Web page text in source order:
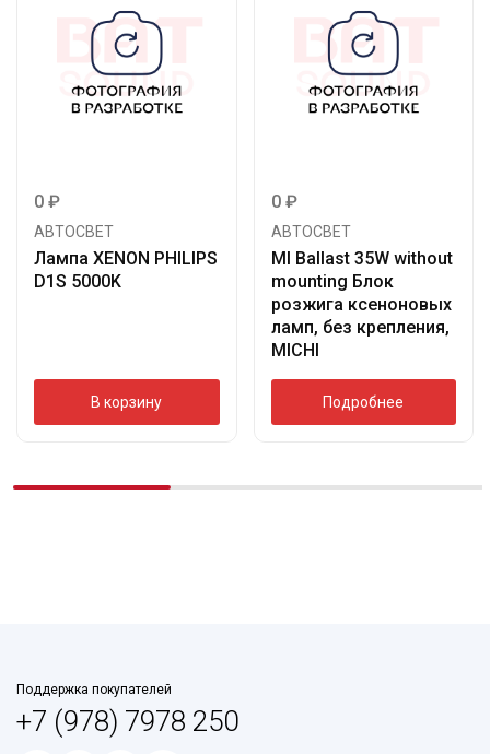
0 ₽
АВТОСВЕТ
Лампа XENON PHILIPS
D1S 5000K
В корзину
0 ₽
АВТОСВЕТ
MI Ballast 35W without
mounting Блок
розжига ксеноновых
ламп, без крепления,
MICHI
Подробнее
Поддержка покупателей
+7 (978) 7978 250